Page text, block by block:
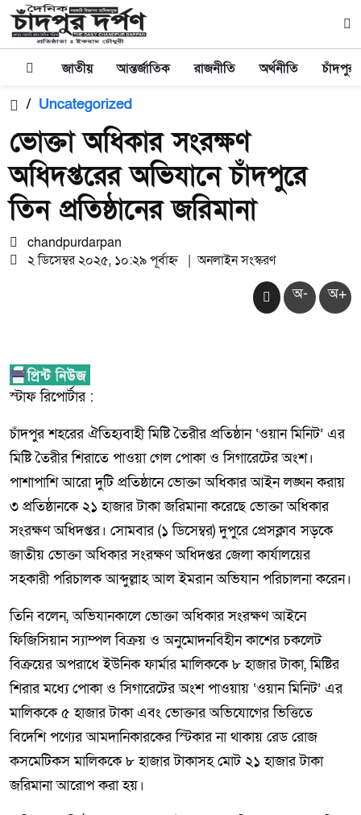
জাতীয় আন্তর্জাতিক রাজনীতি অর্থনীতি চাঁদপুর
/ Uncategorized
ভোক্তা অধিকার সংরক্ষণ
অধিদপ্তরের অভিযানে চাঁদপুরে
তিন প্রতিষ্ঠানের জরিমানা
chandpurdarpan
২ ডিসেম্বর ২০২৫, ১০:২৯ পূর্বাহ্ন | অনলাইন সংস্করণ
অ- অ+
স্টাফ রিপোর্টার :
চাঁদপুর শহরের ঐতিহ্যবাহী মিষ্টি তৈরীর প্রতিষ্ঠান ‘ওয়ান মিনিট’ এর
মিষ্টি তৈরীর শিরাতে পাওয়া গেল পোকা ও সিগারেটের অংশ।
পাশাপাশি আরো দুটি প্রতিষ্ঠানে ভোক্তা অধিকার আইন লঙ্ঘন করায়
৩ প্রতিষ্ঠানকে ২১ হাজার টাকা জরিমানা করেছে ভোক্তা অধিকার
সংরক্ষণ অধিদপ্তর। সোমবার (১ ডিসেম্বর) দুপুরে প্রেসক্লাব সড়কে
জাতীয় ভোক্তা অধিকার সংরক্ষণ অধিদপ্তর জেলা কার্যালয়ের
সহকারী পরিচালক আব্দুল্লাহ আল ইমরান অভিযান পরিচালনা করেন।
তিনি বলেন, অভিযানকালে ভোক্তা অধিকার সংরক্ষণ আইনে
ফিজিসিয়ান স্যাম্পল বিক্রয় ও অনুমোদনবিহীন কাশের চকলেট
বিক্রয়ের অপরাধে ইউনিক ফার্মার মালিককে ৮ হাজার টাকা, মিষ্টির
শিরার মধ্যে পোকা ও সিগারেটের অংশ পাওয়ায় ‘ওয়ান মিনিট’ এর
মালিককে ৫ হাজার টাকা এবং ভোক্তার অভিযোগের ভিত্তিতে
বিদেশি পণ্যের আমদানিকারকের স্টিকার না থাকায় রেড রোজ
কসমেটিকস মালিককে ৮ হাজার টাকাসহ মোট ২১ হাজার টাকা
জরিমানা আরোপ করা হয়।